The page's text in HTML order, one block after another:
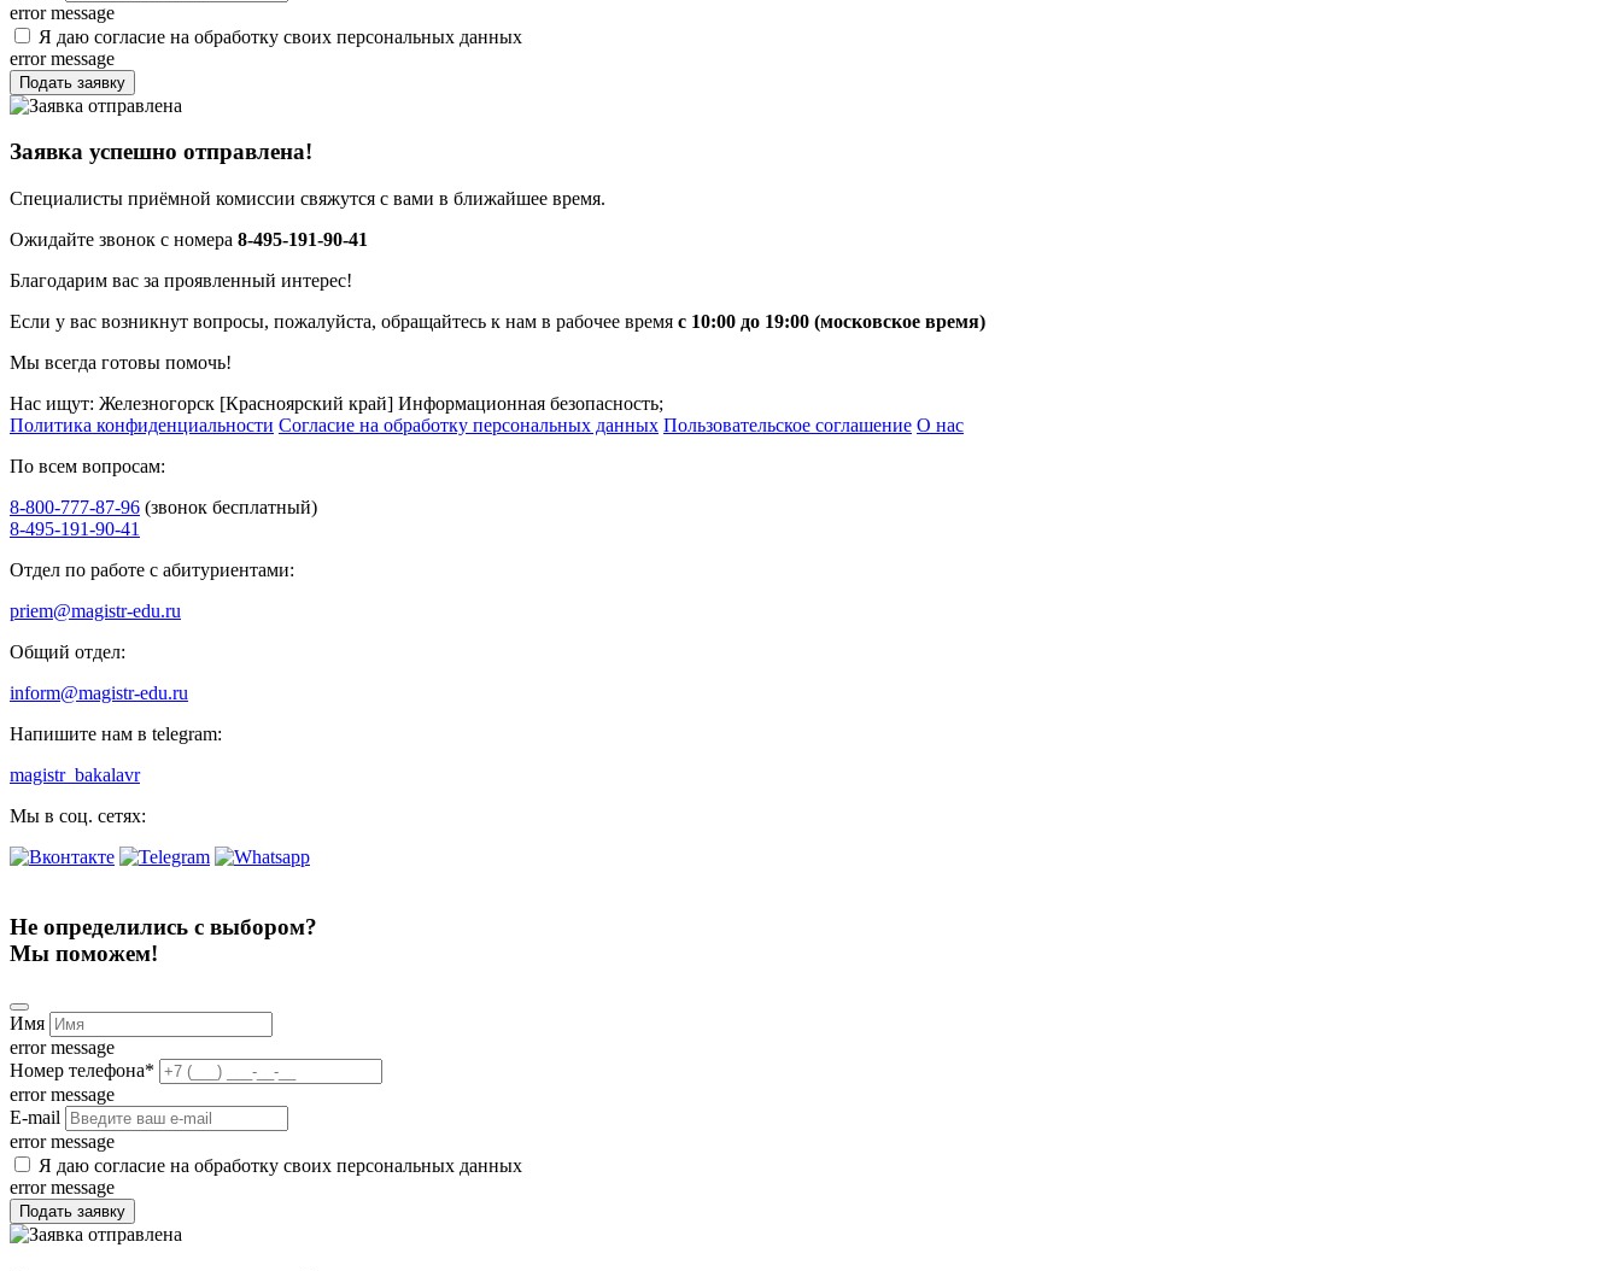
error message
Я даю согласие на обработку своих персональных данных
error message
Подать заявку
Заявка успешно отправлена!
Специалисты приёмной комиссии свяжутся с вами в ближайшее время.
Ожидайте звонок с номера 8-495-191-90-41
Благодарим вас за проявленный интерес!
Если у вас возникнут вопросы, пожалуйста, обращайтесь к нам в рабочее время с 10:00 до 19:00 (московское время)
Мы всегда готовы помочь!
Нас ищут: Железногорск [Красноярский край] Информационная безопасность;
Политика конфиденциальности Согласие на обработку персональных данных Пользовательское соглашение О нас
По всем вопросам:
8-800-777-87-96 (звонок бесплатный)
8-495-191-90-41
Отдел по работе с абитуриентами:
priem@magistr-edu.ru
Общий отдел:
inform@magistr-edu.ru
Напишите нам в telegram:
magistr_bakalavr
Мы в соц. сетях:
Не определились с выбором?
Мы поможем!
Имя
error message
Номер телефона*
error message
E-mail
error message
Я даю согласие на обработку своих персональных данных
error message
Подать заявку